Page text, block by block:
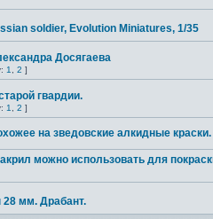
soldier, Evolution Miniatures, 1/35
Досягаева
1 2 ]
гвардии.
1 2 ]
на зведовские алкидные краски.
акрил можно использовать для
мм. Драбант.